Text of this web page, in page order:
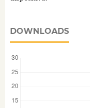
DOWNLOADS